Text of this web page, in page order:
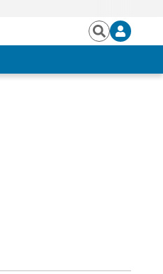
BuscarIniciar
sesión